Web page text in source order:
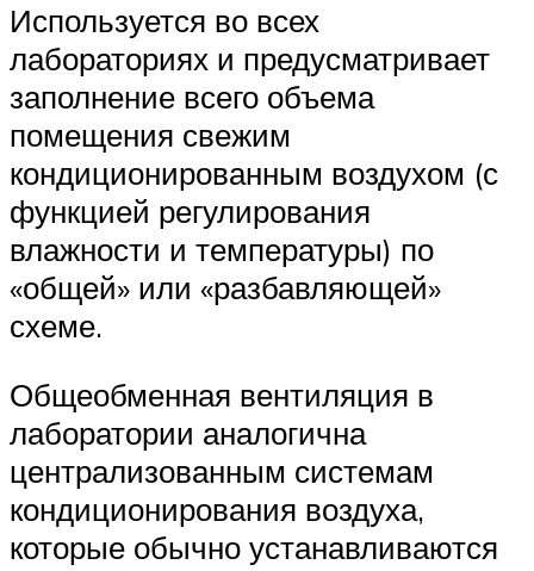
Используется во всех
лабораториях и предусматривает
заполнение всего объема
помещения свежим
кондиционированным воздухом (с
функцией регулирования
влажности и температуры) по
«общей» или «разбавляющей»
схеме.
Общеобменная вентиляция в
лаборатории аналогична
централизованным системам
кондиционирования воздуха,
которые обычно устанавливаются